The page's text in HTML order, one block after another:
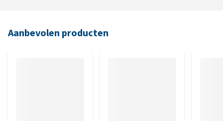
Aanbevolen producten